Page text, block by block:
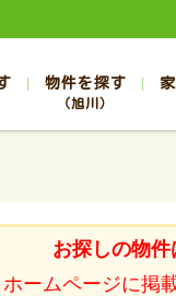
帯広の新
帯広の中
帯広の土
物件を探す
（旭川）
旭川の新
旭川の中
旭川の土
お探しの物件
ホームページに掲